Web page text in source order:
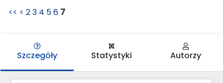
<< < 23 4 56 7
Szczegóły Statystyki Autorzy